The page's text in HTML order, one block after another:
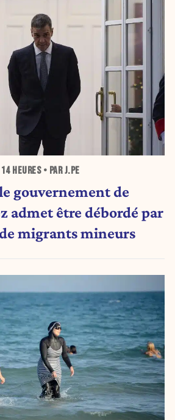
14 HEURES• PAR J.PE
gouvernement de
admet être débordé par
migrants mineurs